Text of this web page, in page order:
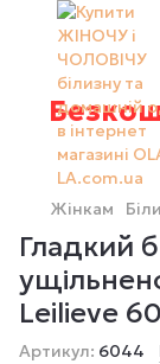
Жінкам
Гладкий
Leilieve
Артикул: 6044